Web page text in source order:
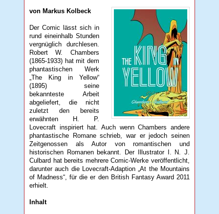
von Markus Kolbeck
Der Comic lässt sich in
rund eineinhalb Stunden
vergnüglich durchlesen.
Robert W. Chambers
(1865-1933) hat mit dem
phantastischen Werk
„The King in Yellow“
(1895) seine
bekannteste Arbeit
abgeliefert, die nicht
zuletzt den bereits
erwähnten H. P.
Lovecraft inspiriert hat. Auch wenn Chambers andere
phantastische Romane schrieb, war er jedoch seinen
Zeitgenossen als Autor von romantischen und
historischen Romanen bekannt. Der Illustrator I. N. J.
Culbard hat bereits mehrere Comic-Werke veröffentlicht,
darunter auch die Lovecraft-Adaption „At the Mountains
of Madness“, für die er den British Fantasy Award 2011
erhielt.
Inhalt